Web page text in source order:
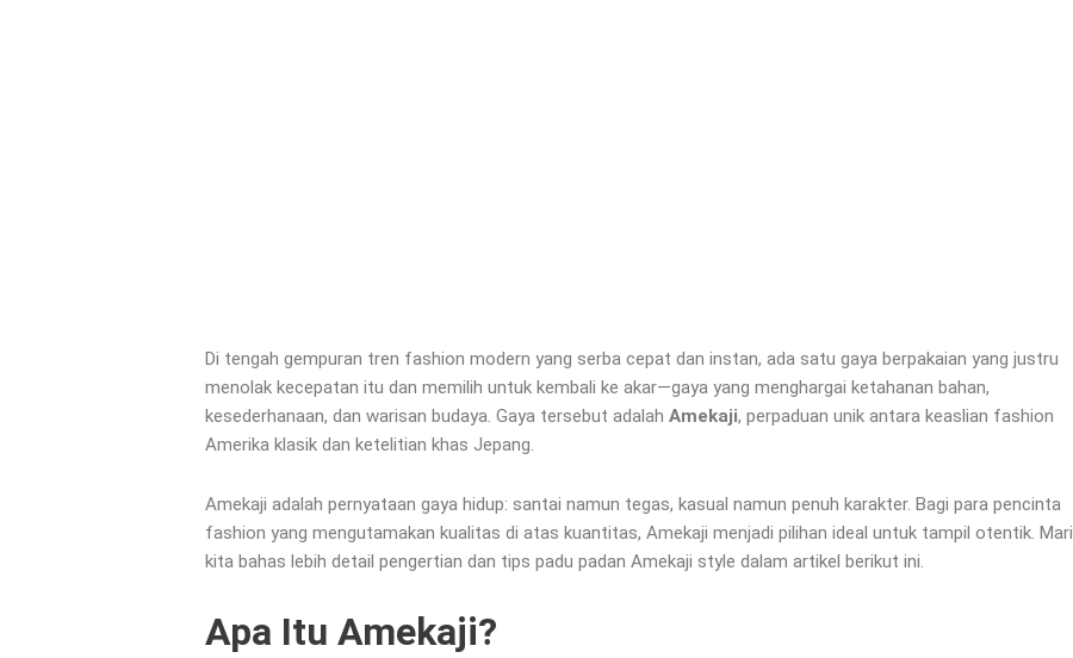
Di tengah gempuran tren fashion modern yang serba cepat dan instan, ada satu gaya berpakaian yang justru
menolak kecepatan itu dan memilih untuk kembali ke akar—gaya yang menghargai ketahanan bahan,
kesederhanaan, dan warisan budaya. Gaya tersebut adalah Amekaji, perpaduan unik antara keaslian fashion
Amerika klasik dan ketelitian khas Jepang.
Amekaji adalah pernyataan gaya hidup: santai namun tegas, kasual namun penuh karakter. Bagi para pencinta
fashion yang mengutamakan kualitas di atas kuantitas, Amekaji menjadi pilihan ideal untuk tampil otentik. Mari
kita bahas lebih detail pengertian dan tips padu padan Amekaji style dalam artikel berikut ini.
Apa Itu Amekaji?